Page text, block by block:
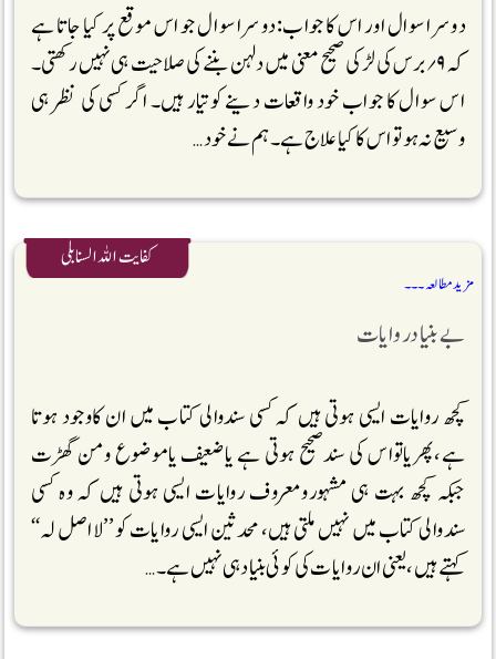
دوسرا سوال اور اس کا جواب: دوسرا سوال جو اس موقع پر کیا جاتا ہے
کہ ۹؍برس کی لڑکی صحیح معنی میں دلہن بننے کی صلاحیت ہی نہیں رکھتی۔
اس سوال کا جواب خود واقعات دینے کوتیار ہیں۔ اگر کسی کی نظر ہی
وسیع نہ ہو تو اس کا کیا علاج ہے۔ ہم نے خود …
کفایت اللہ السنابلی
بے بنیاد روایات
کچھ روایات ایسی ہوتی ہیں کہ کسی سندوالی کتاب میں ان کاوجود ہوتا
ہے،پھریاتواس کی سندصحیح ہوتی ہے یاضعیف یاموضوع ومن گھڑت
جبکہ کچھ بہت ہی مشہورومعروف روایات ایسی ہوتی ہیں کہ وہ کسی
سندوالی کتاب میں نہیں ملتی ہیں، محدثین ایسی روایات کو ’’لااصل لہ‘‘
کہتے ہیں،یعنی ان روایات کی کوئی بنیادہی نہیں ہے۔ …
مزید مطالعہ ۔۔۔